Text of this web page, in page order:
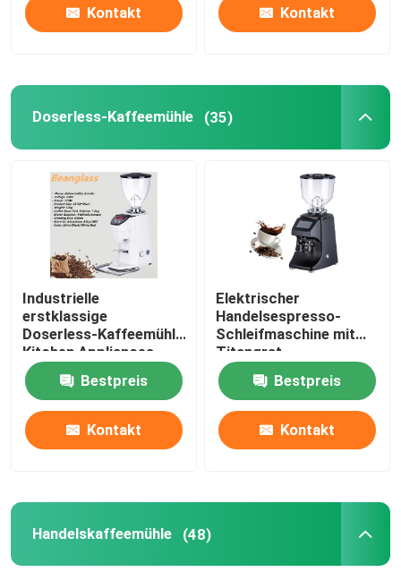
automatisches Milch frother
Digitale Kaffeemühle
Kontakt Kontakt
Doserless-Kaffeemühle (35)
Industrielle
erstklassige
Doserless-Kaffeemühle
Kitchen Appliances
Bestpreis
Kontakt
Elektrischer
Handelsespresso-
Schleifmaschine mit
Titangrat
Bestpreis
Kontakt
Handelskaffeemühle (48)